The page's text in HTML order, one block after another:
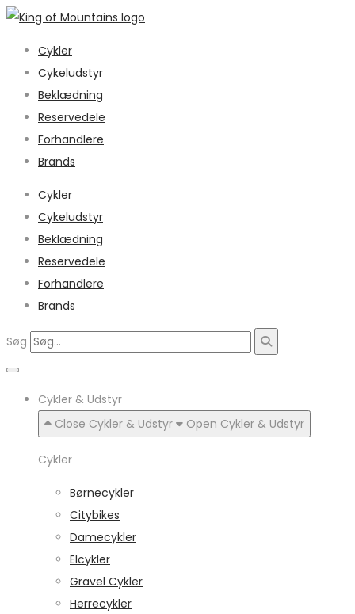
Cykler
Cykeludstyr
Beklædning
Reservedele
Forhandlere
Brands
Cykler
Cykeludstyr
Beklædning
Reservedele
Forhandlere
Brands
Søg
Cykler & Udstyr
Close Cykler & Udstyr
Open Cykler & Udstyr
Cykler
Børnecykler
Citybikes
Damecykler
Elcykler
Gravel Cykler
Herrecykler